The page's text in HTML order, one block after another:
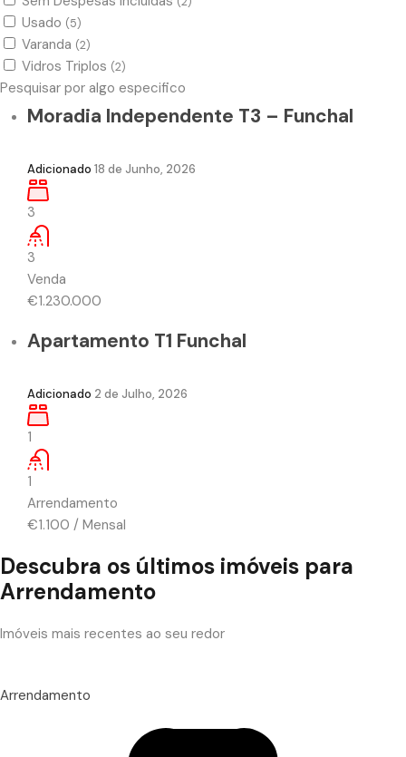
Usado (5)
Varanda (2)
Vidros Triplos (2)
Pesquisar por algo especifico
Moradia Independente T3 – Funchal
Adicionado 18 de Junho, 2026
3
3
Venda
€1.230.000
Apartamento T1 Funchal
Adicionado 2 de Julho, 2026
1
1
Arrendamento
€1.100 / Mensal
Descubra os últimos imóveis para
Arrendamento
Imóveis mais recentes ao seu redor
Arrendamento